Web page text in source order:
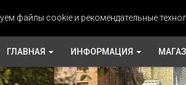
файлы cookie и рекомендательные
ГЛАВНАЯ ИНФОРМАЦИЯ